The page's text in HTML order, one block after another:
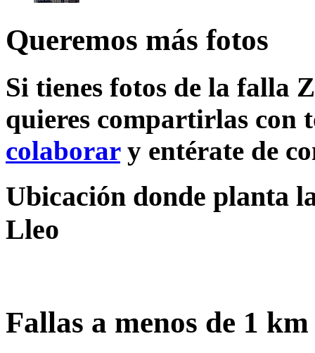
Queremos más fotos
Si tienes fotos de la falla
quieres compartirlas con
colaborary entérate de
Ubicación donde planta
Lleo
Fallas a menos de 1